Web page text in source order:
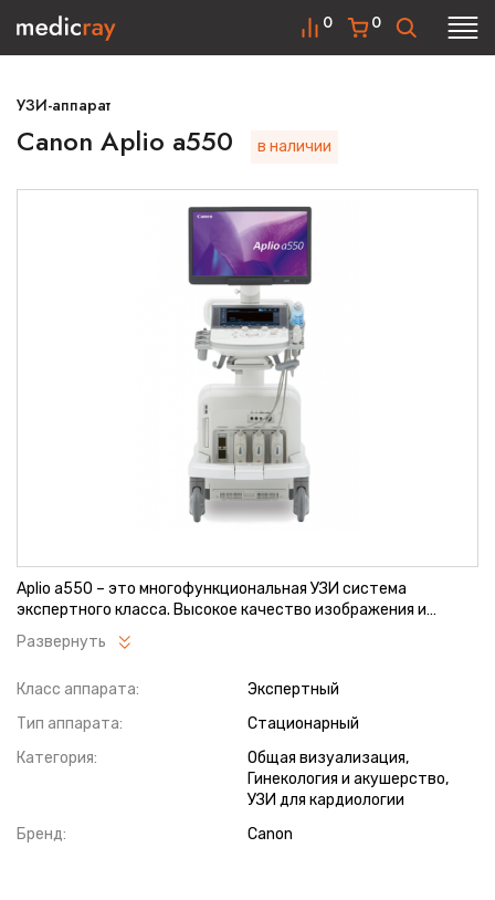
0
0
УЗИ-аппарат
Canon Aplio a550 в наличии
Aplio a550 – это многофункциональная УЗИ система
экспертного класса. Высокое качество изображения и
интуитивно понятный интерфейс поможет вам обеспечить
высокую производительность и скорость проведения
помогают повысить диагностическую уверенность даже в
сложных случаях.
Развернуть
Класс аппарата:
Экспертный
Тип аппарата:
Стационарный
Категория:
Общая визуализация,
Гинекология и акушерство,
УЗИ для кардиологии
Бренд:
Canon